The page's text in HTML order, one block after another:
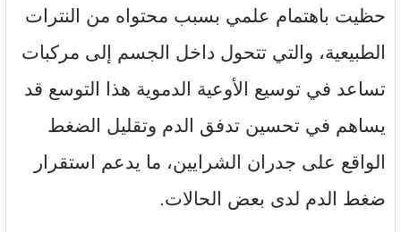
حظيت باهتمام علمي بسبب محتواه من النترات
الطبيعية، والتي تتحول داخل الجسم إلى مركبات
تساعد في توسيع الأوعية الدموية هذا التوسع قد
يساهم في تحسين تدفق الدم وتقليل الضغط
الواقع على جدران الشرايين، ما يدعم استقرار
ضغط الدم لدى بعض الحالات.